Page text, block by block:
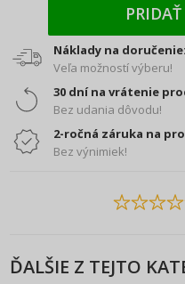
Náklady na
Veľa možností výberu!
30 dní na vrátenie
Bez udania dôvodu!
2-ročná záruka na
Bez výnimiek!
ĎALŠIE Z TEJTO